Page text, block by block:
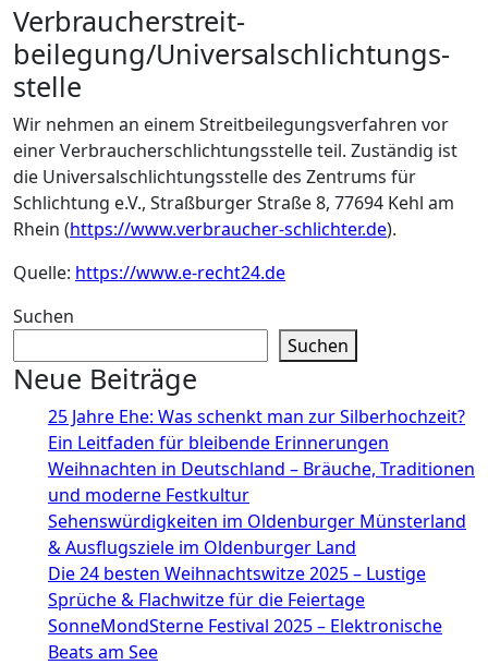
Verbraucher­streit­
beilegung/Universal­schlichtungs­
stelle
Wir nehmen an einem Streitbeilegungsverfahren vor
einer Verbraucherschlichtungsstelle teil. Zuständig ist
die Universalschlichtungsstelle des Zentrums für
Schlichtung e.V., Straßburger Straße 8, 77694 Kehl am
Rhein (https://www.verbraucher-schlichter.de).
Quelle: https://www.e-recht24.de
Suchen
Suchen
Neue Beiträge
25 Jahre Ehe: Was schenkt man zur Silberhochzeit?
Ein Leitfaden für bleibende Erinnerungen
Weihnachten in Deutschland – Bräuche, Traditionen
und moderne Festkultur
Sehenswürdigkeiten im Oldenburger Münsterland
& Ausflugsziele im Oldenburger Land
Die 24 besten Weihnachtswitze 2025 – Lustige
Sprüche & Flachwitze für die Feiertage
SonneMondSterne Festival 2025 – Elektronische
Beats am See